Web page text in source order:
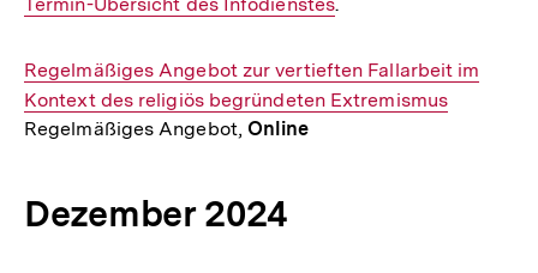
Termin-Übersicht des Infodienstes.
Interner
Link:
Regelmäßiges Angebot zur vertieften Fallarbeit im
Kontext des religiös begründeten Extremismus
Regelmäßiges Angebot, Online
Dezember 2024